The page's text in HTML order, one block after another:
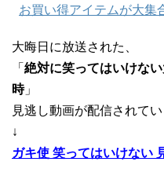
お買い得アイテムが大集
大晦日に放送された、
「 絶対に笑ってはいけな
時」
見逃し動画が配信されてい
↓
ガキ使 笑ってはいけない